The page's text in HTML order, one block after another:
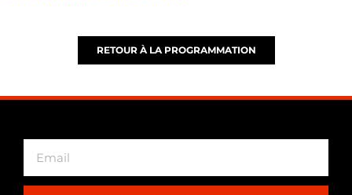
RETOUR À LA PROGRAMMATION